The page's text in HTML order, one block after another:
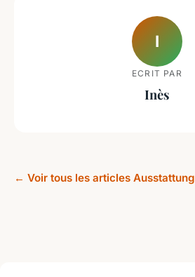
I
ECRIT PAR
Inès
← Voir tous les articles Ausstattung